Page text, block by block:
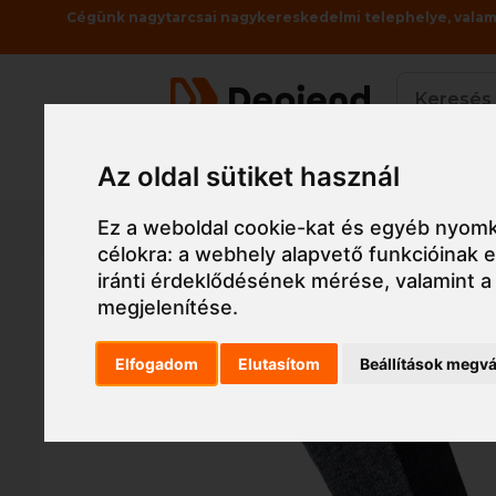
Az oldal sütiket használ
Ez a weboldal cookie-kat és egyéb
célokra:a webhely alapvető funkcióinak
iránti érdeklődésének mérése, valamint
megjelenítése.
Elfogadom Elutasítom Beállítások
Cégünk nagytarcsai nagykereskedelmi telephelye,
Termékek
Főoldal Munkaruha Munkavédelmi cipő,